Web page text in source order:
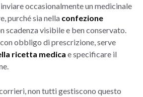
occasionalmente un medicinale
purché sia nella confezione
scadenza visibile e ben conservato.
obbligo di prescrizione, serve
ricetta medica e specificare il
non tutti gestiscono questo